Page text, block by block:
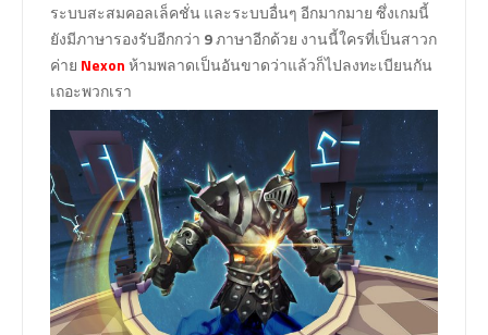
ระบบสะสมคอลเล็คชั่น และระบบอื่นๆ อีกมากมาย ซึ่งเกมนี้
ยังมีภาษารองรับอีกกว่า 9ภาษาอีกด้วย งานนี้ใครที่เป็นสาวก
ค่าย Nexonห้ามพลาดเป็นอันขาดว่าแล้วก็ไปลงทะเบียนกัน
เถอะพวกเรา